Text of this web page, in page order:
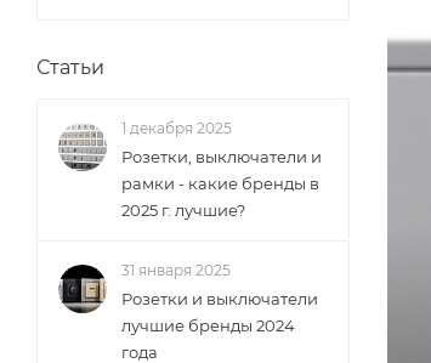
Статьи
1 декабря 2025
Розетки, выключатели и
рамки - какие бренды в
2025 г. лучшие?
31 января 2025
Розетки и выключатели
лучшие бренды 2024
года